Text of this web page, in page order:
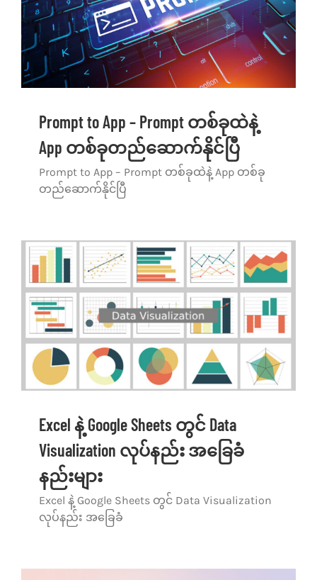
Prompt to App – Prompt တစ်ခုထဲနဲ့
App တစ်ခုတည်ဆောက်နိုင်ပြီ
Prompt to App – Prompt တစ်ခုထဲနဲ့ App တစ်ခု
တည်ဆောက်နိုင်ပြီ
Excel နဲ့ Google Sheets တွင် Data
Visualization လုပ်နည်း အခြေခံ
နည်းများ
Excel နဲ့ Google Sheets တွင် Data Visualization
လုပ်နည်း အခြေခံ